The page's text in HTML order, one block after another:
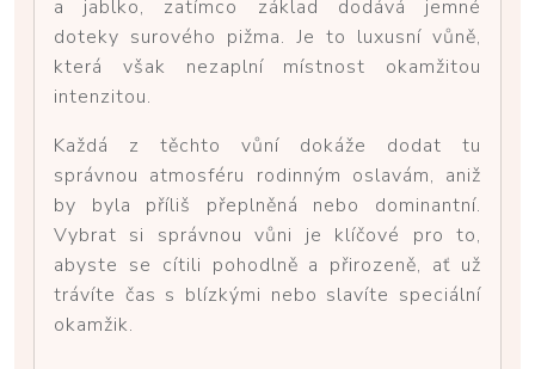
a jablko, zatímco základ dodává jemné
doteky surového pižma. Je to luxusní vůně,
která však nezaplní místnost okamžitou
intenzitou.
Každá z těchto vůní dokáže dodat tu
správnou atmosféru rodinným oslavám, aniž
by byla příliš přeplněná nebo dominantní.
Vybrat si správnou vůni je klíčové pro to,
abyste se cítili pohodlně a přirozeně, ať už
trávíte čas s blízkými nebo slavíte speciální
okamžik.